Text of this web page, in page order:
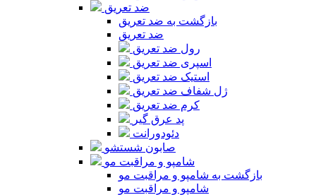
ضد تعریق
بازگشت به ضد تعریق
ضد تعریق
رول ضد تعریق
اسپری ضد تعریق
استیک ضد تعریق
ژل شفاف ضد تعریق
کرم ضد تعریق
پد عرق گیر
دئودورانت
صابون شستشو
شامپو و مراقبت مو
بازگشت به شامپو و مراقبت مو
شامپو و مراقبت مو